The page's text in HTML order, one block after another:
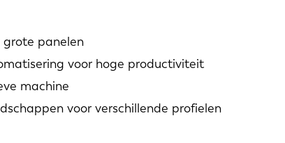
panelen
voor hoge productiviteit
machine
voor verschillende profielen